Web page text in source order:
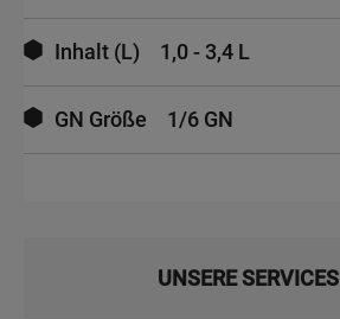
Inhalt (L) 1,0 - 3,4 L
GN Größe 1/6 GN
UNSERE SERVICES